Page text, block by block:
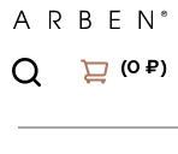
(0 ₽)